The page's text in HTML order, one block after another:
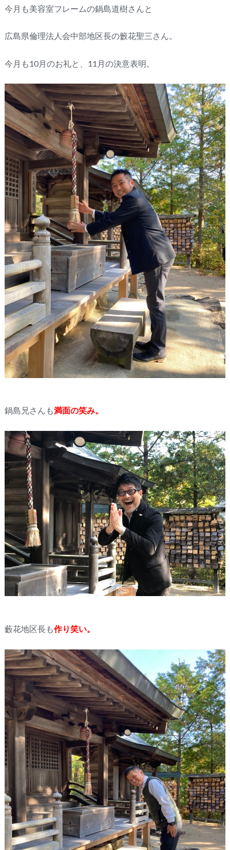
今月も美容室フレームの鍋島道樹さんと
広島県倫理法人会中部地区長の籔花聖三さん。
今月も10月のお礼と、11月の決意表明。
鍋島兄さんも満面の笑み。
藪花地区長も作り笑い。